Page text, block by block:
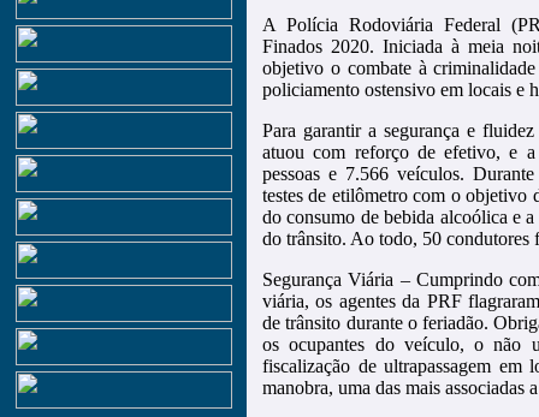
A Polícia Rodoviária Federal
Finados 2020. Iniciada à meia
objetivo o combate à
policiamento ostensivo em locais e
Para garantir a segurança e
atuou com reforço de efetivo, e
pessoas e 7.566 veículos.
testes de etilômetro com o objetivo
do consumo de bebida alcoólica e
do trânsito. Ao todo, 50
Segurança Viária – Cumprindo
viária, os agentes da PRF
de trânsito durante o feriadão.
os ocupantes do veículo, o não
fiscalização de ultrapassagem em
manobra, uma das mais associadas